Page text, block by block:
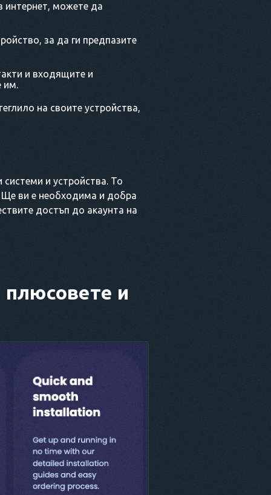
интернет, можете да
за да ги предпазите
и входящите и
им.
на своите устройства,
и устройства. То
Ще ви е необходима и добра
достъп до акаунта на
плюсовете и